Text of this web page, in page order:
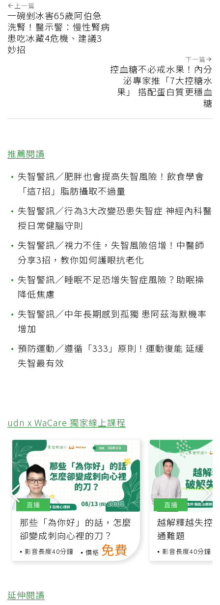
上一篇
一碗剉冰害65歲阿伯急
洗腎！醫示警：慢性腎病
患吃冰藏4危機、建議3
妙招
下一篇
控血糖不必戒水果！內分
泌專家推「7大控糖水
果」 搭配蛋白質更穩血
糖
推薦閱讀
• 失智警訊／肥胖也會提高失智風險！飲食學會
「這7招」脂肪攝取不過量
• 失智警訊／行為3大改變恐患失智症 神經內科醫
授日常健腦守則
• 失智警訊／視力不佳，失智風險倍增！中醫師
分享3招，教你如何護眼抗老化
• 失智警訊／睡眠不足恐增失智症風險？助眠操
降低焦慮
• 失智警訊／中年長期感到孤獨 患阿茲海默機率
增加
• 預防運動／遵循「333」原則！運動復能 延緩
失智最有效
udn x WaCare 獨家線上課程
那些「為你好」的話，怎麼
卻變成刺向心裡的刀？
影音長度40分鐘 價格 免費
直播
越解釋越失控
通難題
影音長度40分鐘
直播
延伸閱讀